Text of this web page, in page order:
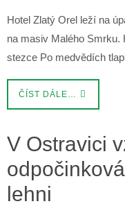
Hotel Zlatý Orel leží na
na masiv Malého
stezce Po medvědích
ČÍST DÁLE…
V Ostravici
lehni